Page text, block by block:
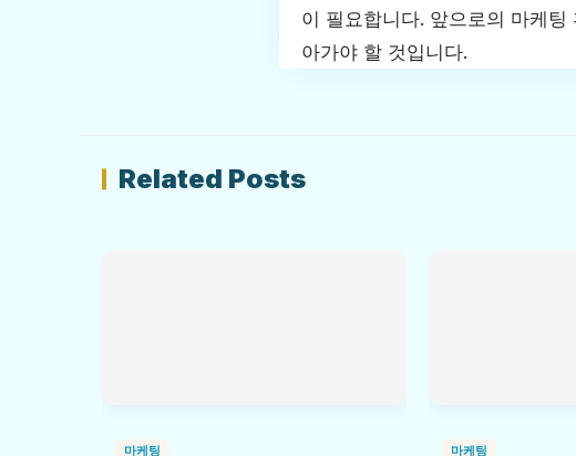
이 필요합니다. 앞으로의 마케
아가야 할 것입니다.
Related Posts
마케팅 마케팅